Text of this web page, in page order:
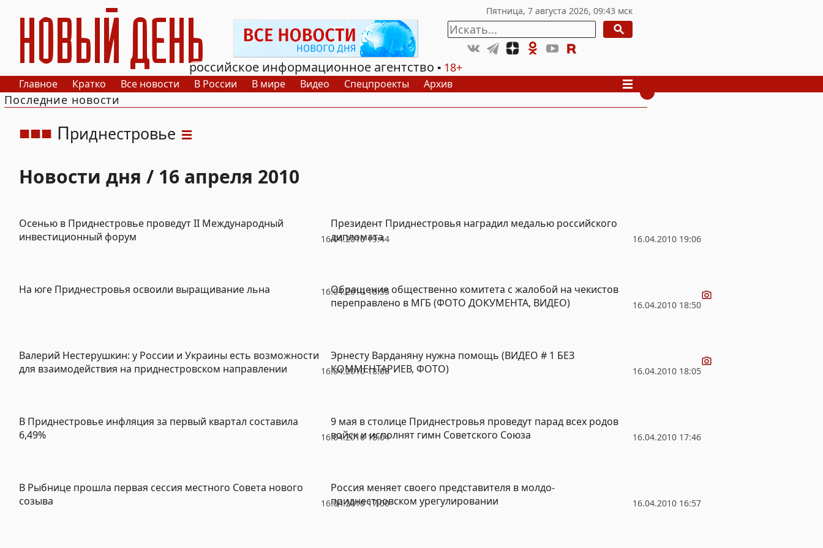
РИА Новый День
российское информационное агентство
18+
Главное Кратко Все новости В России В мире Видео Спецпроекты Архив
Последние новости
Приднестровье
Новости дня / 16 апреля 2010
16.04.2010 19:44
Осенью в Приднестровье проведут II Международный
инвестиционный форум
16.04.2010 19:06
Президент Приднестровья наградил медалью российского
дипломата
16.04.2010 18:55
На юге Приднестровья освоили выращивание льна
16.04.2010 18:50
Обращение общественно комитета с жалобой на чекистов
переправлено в МГБ (ФОТО ДОКУМЕНТА, ВИДЕО)
16.04.2010 18:08
Валерий Нестерушкин: у России и Украины есть возможности
для взаимодействия на приднестровском направлении
16.04.2010 18:05
Эрнесту Варданяну нужна помощь (ВИДЕО # 1 БЕЗ
КОММЕНТАРИЕВ, ФОТО)
16.04.2010 18:04
В Приднестровье инфляция за первый квартал составила
6,49%
16.04.2010 17:46
9 мая в столице Приднестровья проведут парад всех родов
войск и исполнят гимн Советского Союза
16.04.2010 17:00
В Рыбнице прошла первая сессия местного Совета нового
созыва
16.04.2010 16:57
Россия меняет своего представителя в молдо-
приднестровском урегулировании